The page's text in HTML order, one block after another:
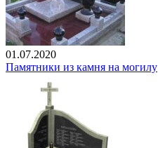
01.07.2020
Памятники из камня на могилу